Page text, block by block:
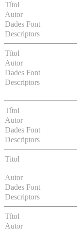
Títol
Autor
Dades Font
Descriptors
Títol
Autor
Dades Font
Descriptors
Títol
Autor
Dades Font
Descriptors
Títol
Autor
Dades Font
Descriptors
Títol
Autor